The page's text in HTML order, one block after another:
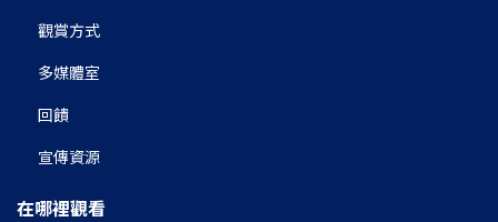
觀賞方式
多媒體室
回饋
宣傳資源
在哪裡觀看